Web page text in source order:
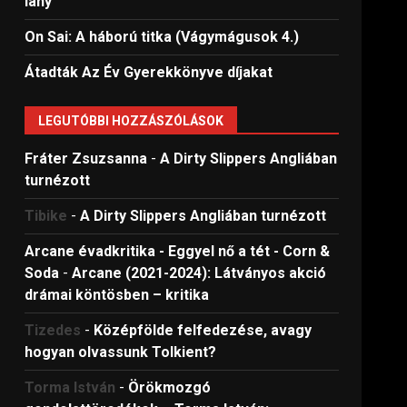
On Sai: A ​háború titka (Vágymágusok 4.)
Átadták Az Év Gyerekkönyve díjakat
LEGUTÓBBI HOZZÁSZÓLÁSOK
Fráter Zsuzsanna -A Dirty Slippers Angliában
turnézott
Tibike -A Dirty Slippers Angliában turnézott
Arcane évadkritika - Eggyel nő a tét - Corn &
Soda -Arcane (2021-2024): Látványos akció
drámai köntösben – kritika
Tizedes - Középfölde felfedezése, avagy
hogyan olvassunk Tolkient?
Torma István - Örökmozgó